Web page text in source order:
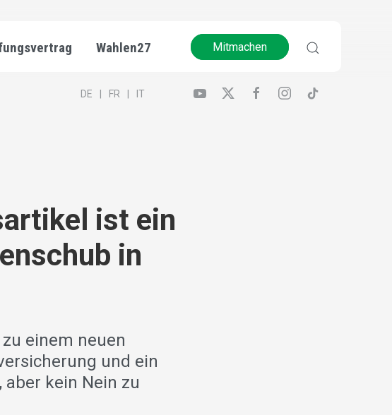
Wahlen27 Mitmachen
DE FR IT
ist ein
in
einem neuen
und ein
kein Nein zu